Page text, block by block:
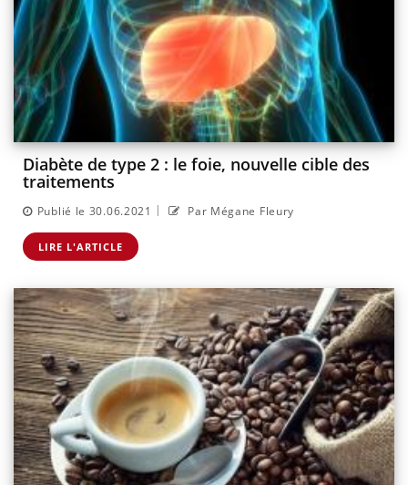
Diabète de type 2 : le foie, nouvelle cible des
traitements
Publié le 30.06.2021 | Par Mégane Fleury
LIRE L'ARTICLE